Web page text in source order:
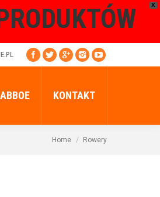
X
KONTAKT
Home Rowery